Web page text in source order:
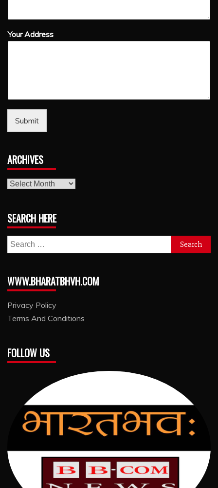
Your Address
Submit
ARCHIVES
archives
SEARCH HERE
Search
for:
WWW.BHARATBHVH.COM
Privacy Policy
Terms And Conditions
FOLLOW US